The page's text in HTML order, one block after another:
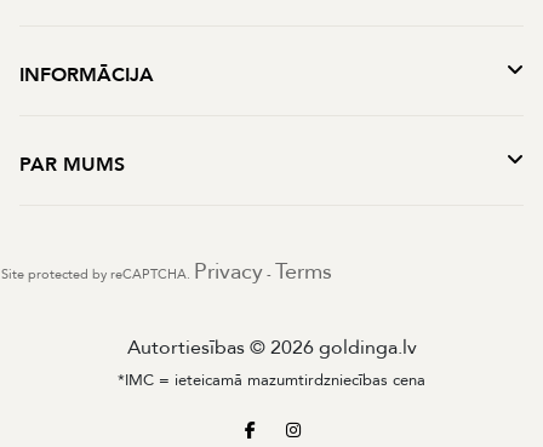
INFORMĀCIJA
PAR MUMS
Site protected by reCAPTCHA. Privacy - Terms
Autortiesības © 2026 goldinga.lv
*IMC = ieteicamā mazumtirdzniecības cena